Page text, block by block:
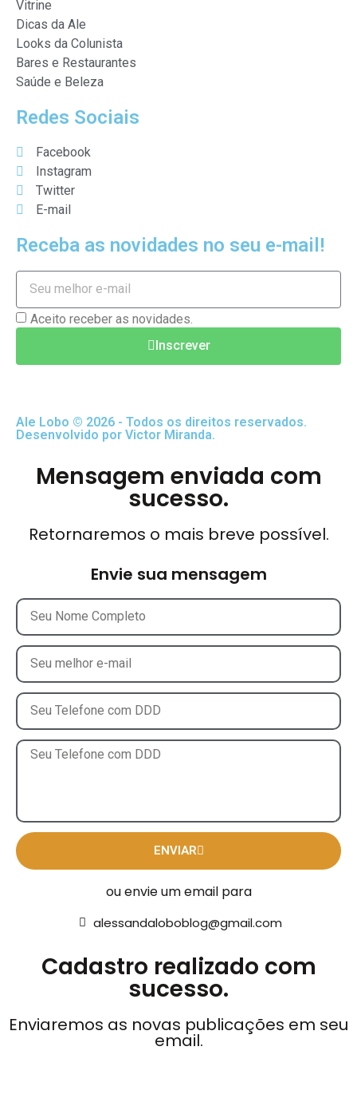
Vitrine
Dicas da Ale
Looks da Colunista
Bares e Restaurantes
Saúde e Beleza
Redes Sociais
Facebook
Instagram
Twitter
E-mail
Receba as novidades no seu e-mail!
Aceito receber as novidades.
Inscrever
Ale Lobo © 2026 - Todos os direitos reservados.
Desenvolvido por Victor Miranda.
Mensagem enviada com
sucesso.
Retornaremos o mais breve possível.
Envie sua mensagem
ENVIAR
ou envie um email para
alessandaloboblog@gmail.com
Cadastro realizado com
sucesso.
Enviaremos as novas publicações em seu
email.